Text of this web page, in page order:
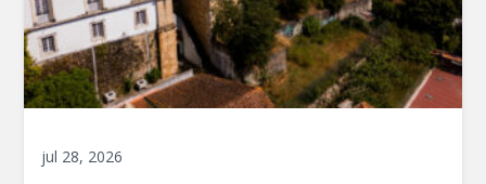
jul 28, 2026